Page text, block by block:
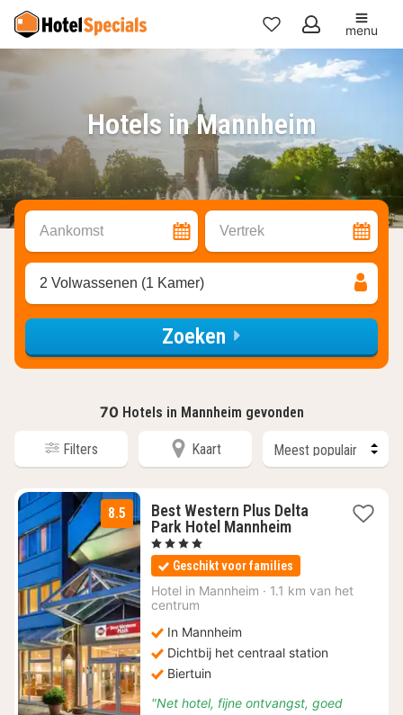
Mijn
favorieten
menu
Hotels in Mannheim
Aankomst Vertrek
2 Volwassenen (1 Kamer)
Zoeken
70 Hotels in Mannheim gevonden
Filters Kaart
8.5
Best Western Plus Delta
Park Hotel Mannheim2
vanaf
€
72,11
, 4 Sterren
Geschikt voor families
Hotel in Mannheim · 1.1 km van het
centrum
In Mannheim
Dichtbij het centraal station
Biertuin
"Net hotel, fijne ontvangst, goed